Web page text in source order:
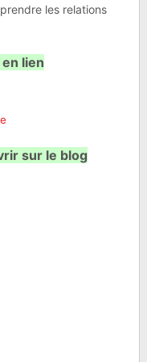
les relations
lien
sur le blog